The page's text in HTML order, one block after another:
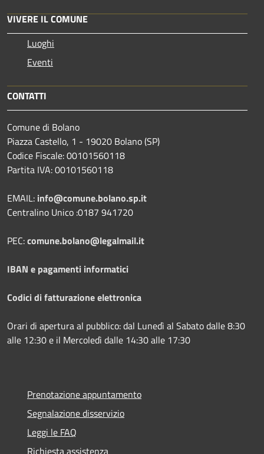
VIVERE IL COMUNE
Luoghi
Eventi
CONTATTI
Comune di Bolano
Piazza Castello, 1 - 19020 Bolano (SP)
Codice Fiscale: 00101560118
Partita IVA: 00101560118
EMAIL: info@comune.bolano.sp.it
Centralino Unico :0187 941720
PEC:comune.bolano@legalmail.it
IBAN e pagamenti informatici
Codici di fatturazione elettronica
Orari di apertura al pubblico: dal Lunedì al Sabato dalle 8:30
alle 12:30 e il Mercoledì dalle 14:30 alle 17:30
Prenotazione appuntamento
Segnalazione disservizio
Leggi le FAQ
Richiesta assistenza